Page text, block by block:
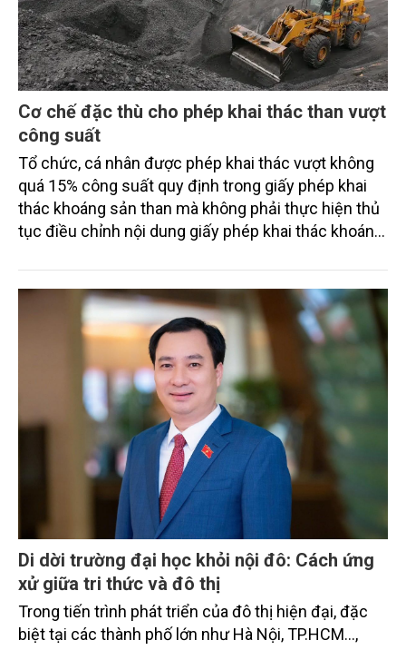
Cơ chế đặc thù cho phép khai thác than vượt
công suất
Tổ chức, cá nhân được phép khai thác vượt không
quá 15% công suất quy định trong giấy phép khai
thác khoáng sản than mà không phải thực hiện thủ
tục điều chỉnh nội dung giấy phép khai thác khoáng
Di dời trường đại học khỏi nội đô: Cách ứng
xử giữa tri thức và đô thị
Trong tiến trình phát triển của đô thị hiện đại, đặc
biệt tại các thành phố lớn như Hà Nội, TP.HCM…,